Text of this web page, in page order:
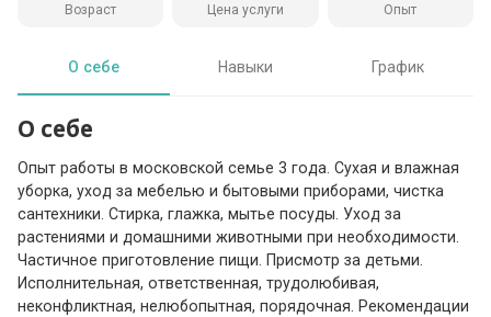
Возраст Цена услуги Опыт
О себе Навыки График
О себе
Опыт работы в московской семье 3 года. Сухая и влажная
уборка, уход за мебелью и бытовыми приборами, чистка
сантехники. Стирка, глажка, мытье посуды. Уход за
растениями и домашними животными при необходимости.
Частичное приготовление пищи. Присмотр за детьми.
Исполнительная, ответственная, трудолюбивая,
неконфликтная, нелюбопытная, порядочная. Рекомендации